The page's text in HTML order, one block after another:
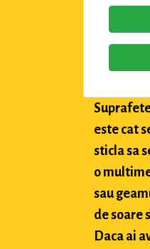
este cat
sticla sa
o
sau
de soare
Daca ai